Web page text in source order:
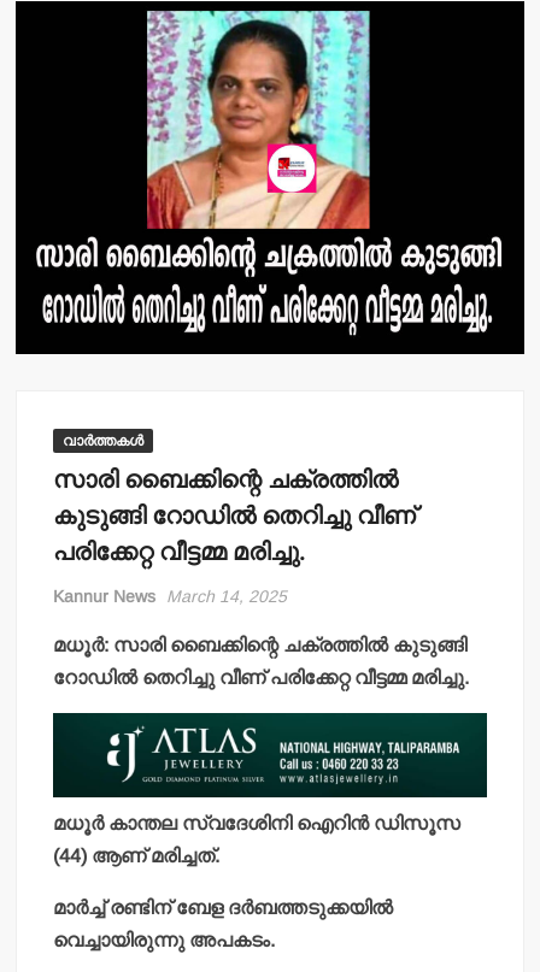
വാർത്തകൾ
സാരി ബൈക്കിന്റെ ചക്രത്തില്‍
കുടുങ്ങി റോഡില്‍ തെറിച്ചു വീണ്
പരിക്കേറ്റ വീട്ടമ്മ മരിച്ചു.
Kannur News March 14, 2025
മധൂര്‍: സാരി ബൈക്കിന്റെ ചക്രത്തില്‍ കുടുങ്ങി
റോഡില്‍ തെറിച്ചു വീണ് പരിക്കേറ്റ വീട്ടമ്മ മരിച്ചു.
മധൂര്‍ കാന്തല സ്വദേശിനി ഐറിന്‍ ഡിസൂസ
(44) ആണ് മരിച്ചത്.
മാര്‍ച്ച് രണ്ടിന് ബേള ദര്‍ബത്തടുക്കയില്‍
വെച്ചായിരുന്നു അപകടം.